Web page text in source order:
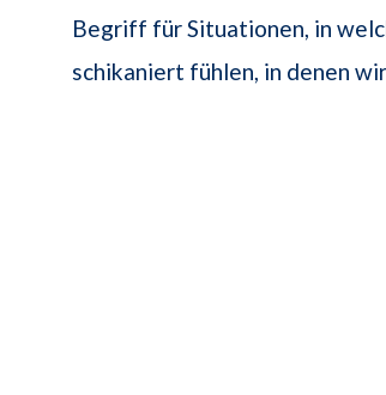
Begriff für Situationen, in
schikaniert fühlen, in denen